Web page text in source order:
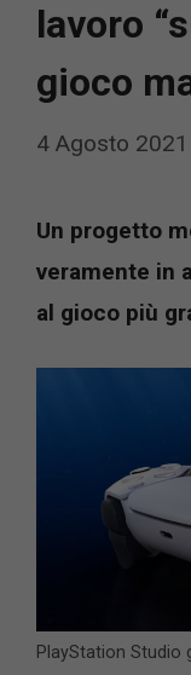
lavoro
gioco
4 Agosto 2021
Un progetto
veramente in
al gioco più
PlayStation Studio